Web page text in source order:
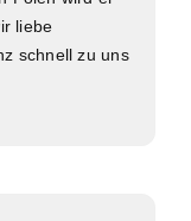
liebe
schnell zu uns